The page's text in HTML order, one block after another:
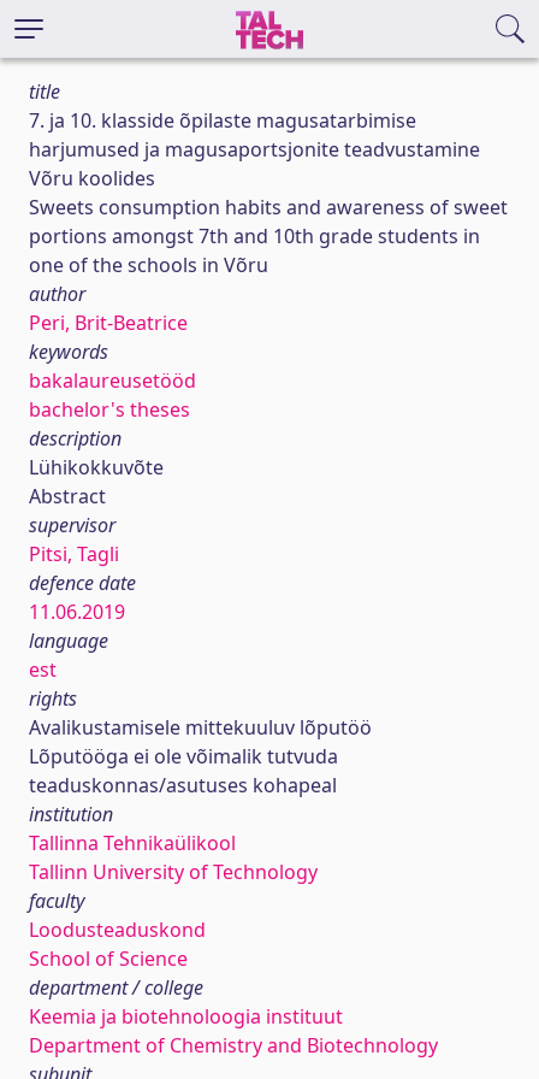
title
7. ja 10. klasside õpilaste magusatarbimise
harjumused ja magusaportsjonite teadvustamine
Võru koolides
Sweets consumption habits and awareness of sweet
portions amongst 7th and 10th grade students in
one of the schools in Võru
author
Peri, Brit-Beatrice
keywords
bakalaureusetööd
bachelor's theses
description
Lühikokkuvõte
Abstract
supervisor
Pitsi, Tagli
defence date
11.06.2019
language
est
rights
Avalikustamisele mittekuuluv lõputöö
Lõputööga ei ole võimalik tutvuda
teaduskonnas/asutuses kohapeal
institution
Tallinna Tehnikaülikool
Tallinn University of Technology
faculty
Loodusteaduskond
School of Science
department / college
Keemia ja biotehnoloogia instituut
Department of Chemistry and Biotechnology